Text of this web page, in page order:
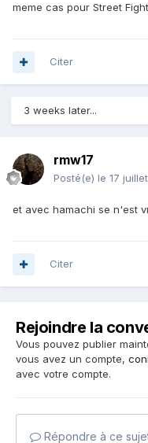
meme cas pour Street
Citer
3 weeks later...
rmw17
Posté(e) le 17
et avec hamachi se n'est
Citer
Rejoindre la
Vous pouvez publier
vous avez un compte,
avec votre compte.
Répondre à ce